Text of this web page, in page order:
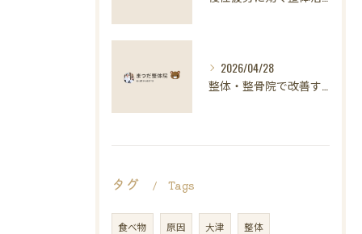
2026/04/28
タグ Tags
食べ物 原因 大津 整体